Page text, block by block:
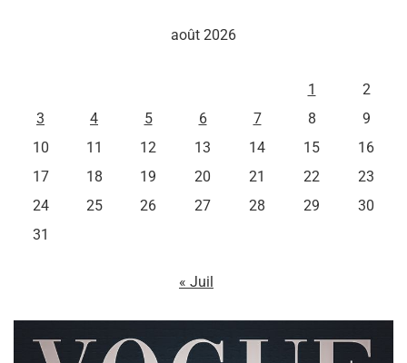
août 2026
1
2
3
4 5 6 7 8
9
10
11 12 13 14 15
16
17
18 19 20 21 22
23
24
25 26 27 28 29
30
31
« Juil